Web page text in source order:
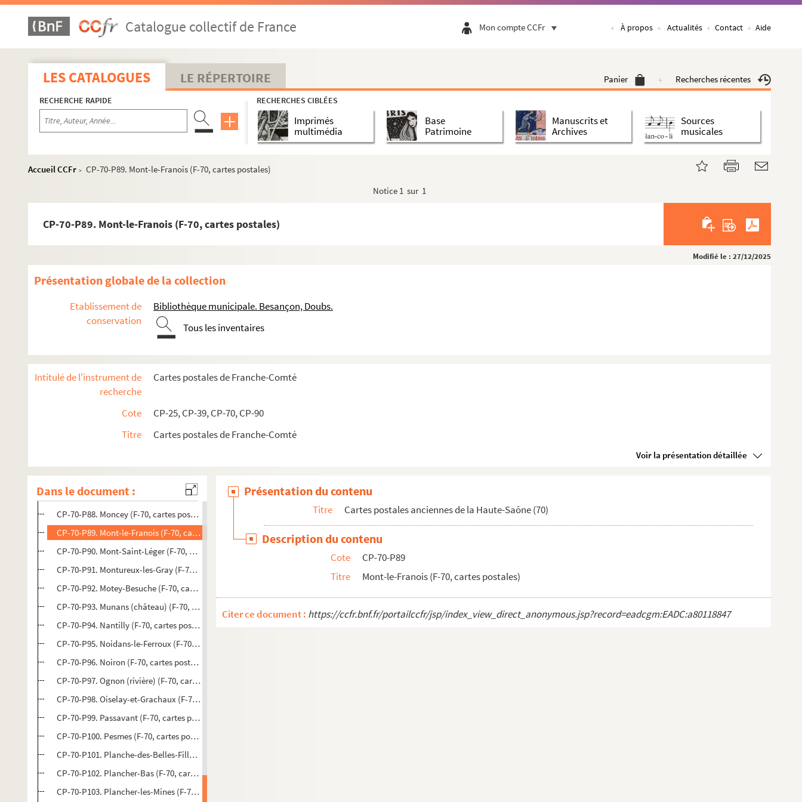
Catalogue collectif de France Mon compte CCFr À propos Actualités Contact Aide
LES CATALOGUES LE RÉPERTOIRE Panier Recherches récentes
RECHERCHE RAPIDE RECHERCHES CIBLÉES
Imprimés
multimédia
Base
Patrimoine
Manuscrits et
Archives
Sources
musicales
Accueil CCFr > CP-70-P89. Mont-le-Franois (F-70, cartes postales)
Notice 1 sur 1
CP-70-P89. Mont-le-Franois (F-70, cartes postales)
Modifié le : 27/12/2025
Présentation globale de la collection
Etablissement de
conservation
Bibliothèque municipale. Besançon, Doubs.
Tous les inventaires
Intitulé de l'instrument de
recherche
Cartes postales de Franche-Comté
Cote
CP-25, CP-39, CP-70, CP-90
Titre
Cartes postales de Franche-Comté
Voir la présentation détaillée
Dans le document :
CP-70-P59. Gray (ponts et quais) (F-70, cartes postales)
CP-70-P60. Gray (églises) (F-70, cartes postales)
CP-70-P61. Gray (vieilles maisons) (F-70, cartes postales)
CP-70-P62. Gray (F-70, cartes postales)
CP-70-P63. Gy (F-70, cartes postales)
CP-70-P64. Le Haut-du-Them (F-70, cartes postales)
CP-70-P66. Héricourt (F-70, cartes postales)
CP-70-P71. Luxeuil (églises) (F-70, cartes postales)
CP-70-P74. Luxeuil (vieilles maisons) (F-70, cartes postales)
CP-70-P76. Luxeuil (F-70, cartes postales)
CP-70-P78. Maizières (F-70, cartes postales)
CP-70-P80. Mantoche (F-70, cartes postales)
CP-70-P81. Marnay (F-70, cartes postales)
CP-70-P83. Melisey (F-70, cartes postales)
CP-70-P84. Membrey (F-70, cartes postales)
CP-70-P86. La Chaudière (cascade) (F-70, cartes postales)
CP-70-P87. Montagney (F-70, cartes postales)
CP-70-P88. Moncey (F-70, cartes postales)
CP-70-P89. Mont-le-Franois (F-70, cartes postales)
CP-70-P90. Mont-Saint-Léger (F-70, cartes postales)
CP-70-P91. Montureux-les-Gray (F-70, cartes postales)
CP-70-P92. Motey-Besuche (F-70, cartes postales)
CP-70-P93. Munans (château) (F-70, cartes postales)
CP-70-P94. Nantilly (F-70, cartes postales)
CP-70-P95. Noidans-le-Ferroux (F-70, cartes postales)
CP-70-P96. Noiron (F-70, cartes postales)
CP-70-P97. Ognon (rivière) (F-70, cartes postales)
CP-70-P98. Oiselay-et-Grachaux (F-70, cartes postales)
CP-70-P99. Passavant (F-70, cartes postales)
CP-70-P100. Pesmes (F-70, cartes postales)
CP-70-P101. Planche-des-Belles-Filles (F-70, cartes postales)
CP-70-P102. Plancher-Bas (F-70, cartes postales)
CP-70-P103. Plancher-les-Mines (F-70, cartes postales)
Présentation du contenu
Titre Cartes postales anciennes de la Haute-Saône (70)
Description du contenu
Cote
CP-70-P89
Titre
Mont-le-Franois (F-70, cartes postales)
Citer ce document : https://ccfr.bnf.fr/portailccfr/jsp/index_view_direct_anonymous.jsp?record=eadcgm:EADC:a80118847